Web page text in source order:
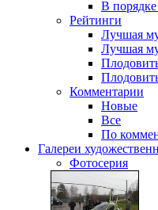
В
Рейтинги
Лучшая
Лучшая
Комментарии
Новые
Все
По
Галереи
Фотосерия